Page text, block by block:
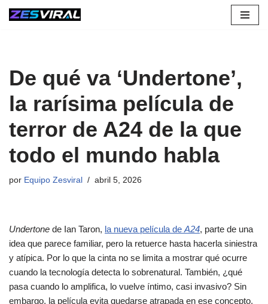
De qué va ‘Undertone’,
la rarísima película de
terror de A24 de la que
todo el mundo habla
por Equipo Zesviral abril 5, 2026
Undertone de Ian Taron, la nueva película de A24, parte de una
idea que parece familiar, pero la retuerce hasta hacerla siniestra
y atípica. Por lo que la cinta no se limita a mostrar qué ocurre
cuando la tecnología detecta lo sobrenatural. También, ¿qué
pasa cuando lo amplifica, lo vuelve íntimo, casi invasivo? Sin
embargo, la película evita quedarse atrapada en ese concepto.